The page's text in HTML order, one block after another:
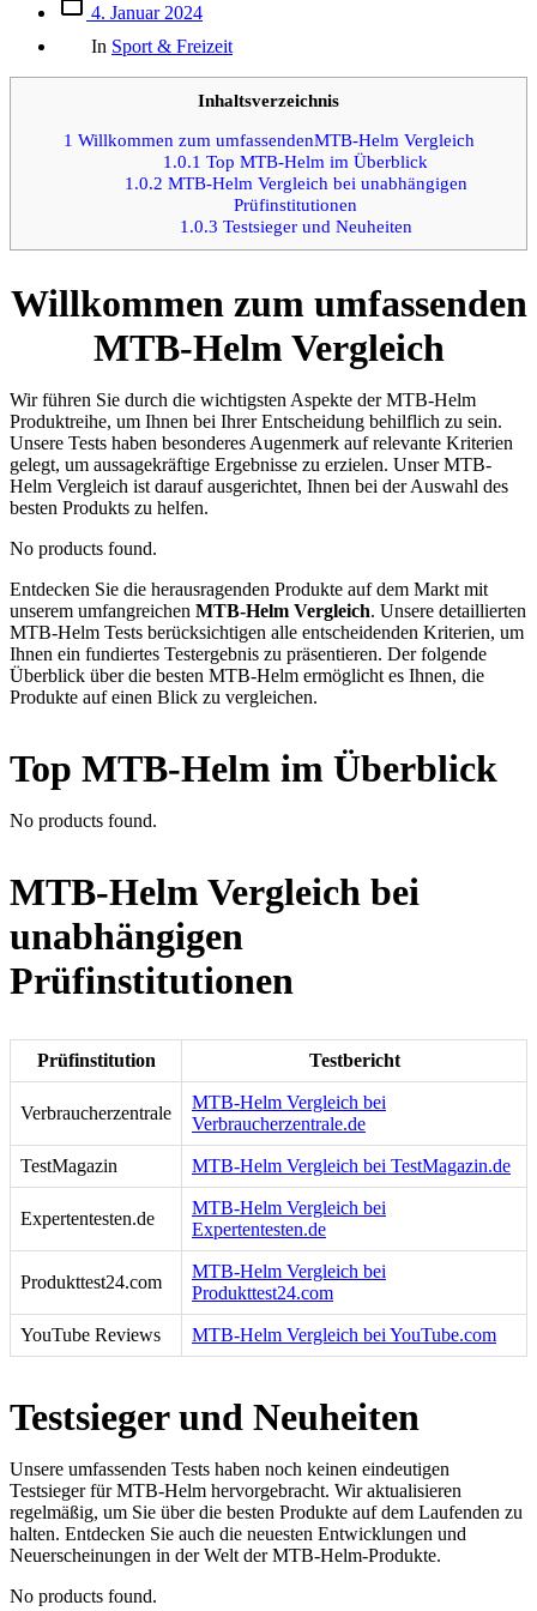
Beitrags
des
Beitrags
4. Januar 2024
In Sport & Freizeit
Inhaltsverzeichnis
1 Willkommen zum umfassendenMTB-Helm Vergleich
1.0.1 Top MTB-Helm im Überblick
1.0.2 MTB-Helm Vergleich bei unabhängigen
Prüfinstitutionen
1.0.3 Testsieger und Neuheiten
Willkommen zum umfassenden
MTB-Helm Vergleich
Wir führen Sie durch die wichtigsten Aspekte der MTB-Helm
Produktreihe, um Ihnen bei Ihrer Entscheidung behilflich zu sein.
Unsere Tests haben besonderes Augenmerk auf relevante Kriterien
gelegt, um aussagekräftige Ergebnisse zu erzielen. Unser MTB-
Helm Vergleich ist darauf ausgerichtet, Ihnen bei der Auswahl des
besten Produkts zu helfen.
No products found.
Entdecken Sie die herausragenden Produkte auf dem Markt mit
unserem umfangreichen MTB-Helm Vergleich. Unsere detaillierten
MTB-Helm Tests berücksichtigen alle entscheidenden Kriterien, um
Ihnen ein fundiertes Testergebnis zu präsentieren. Der folgende
Überblick über die besten MTB-Helm ermöglicht es Ihnen, die
Produkte auf einen Blick zu vergleichen.
Top MTB-Helm im Überblick
No products found.
MTB-Helm Vergleich bei
unabhängigen
Prüfinstitutionen
Prüfinstitution Testbericht
Verbraucherzentrale
MTB-Helm Vergleich bei
Verbraucherzentrale.de
TestMagazin MTB-Helm Vergleich bei TestMagazin.de
Expertentesten.de
MTB-Helm Vergleich bei
Expertentesten.de
Produkttest24.com
MTB-Helm Vergleich bei
Produkttest24.com
YouTube Reviews MTB-Helm Vergleich bei YouTube.com
Testsieger und Neuheiten
Unsere umfassenden Tests haben noch keinen eindeutigen
Testsieger für MTB-Helm hervorgebracht. Wir aktualisieren
regelmäßig, um Sie über die besten Produkte auf dem Laufenden zu
halten. Entdecken Sie auch die neuesten Entwicklungen und
Neuerscheinungen in der Welt der MTB-Helm-Produkte.
No products found.